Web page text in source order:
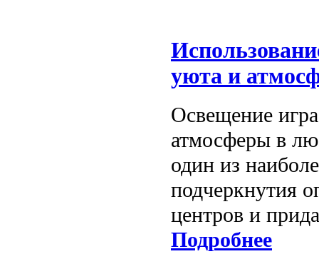
уюта и
Освещение
атмосферы в
один из
подчеркнутия
центров и
Подробнее